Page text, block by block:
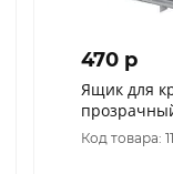
470 p
Ящик для
) 65643
Код товара: